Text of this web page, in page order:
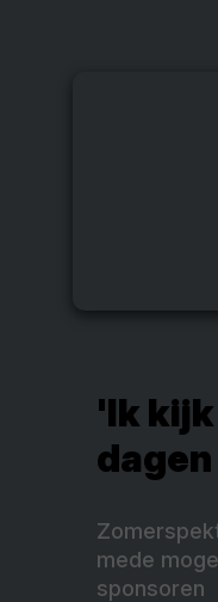
'Ik
mede
sponsoren